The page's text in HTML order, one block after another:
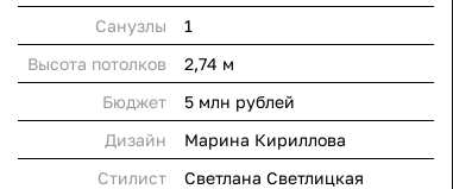
Cанузлы
1
Высота потолков
2,74 м
Бюджет
5 млн рублей
Дизайн
Марина Кириллова
Стилист
Светлана Светлицкая